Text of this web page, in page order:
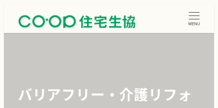
MENU
バリアフリー・介護リフォ